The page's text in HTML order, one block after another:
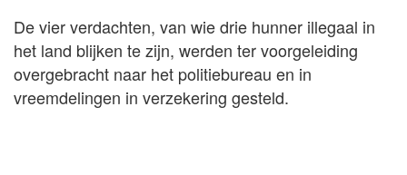
De vier verdachten, van wie drie hunner illegaal in
het land blijken te zijn, werden ter voorgeleiding
overgebracht naar het politiebureau en in
vreemdelingen in verzekering gesteld.